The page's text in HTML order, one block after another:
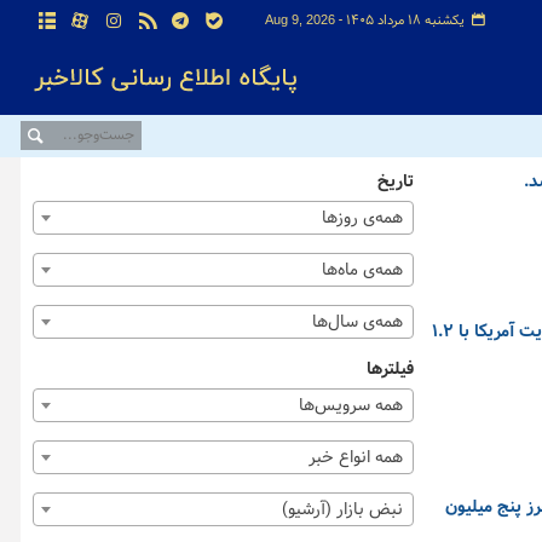
یکشنبه ۱۸ مرداد ۱۴۰۵ - Aug 9, 2026
بهای معاملات آتی نفت برنت با ۱.۳ درصد کاهش، به ۸۷ دلار و ۲۴ سنت در هر بشکه رسید، در حالی که بهای معاملات آتی نفت خام وست تگزاس اینترمدیت آمریکا با ۱.۲
و شاخص کل با سرعتی قابل توجهی با رشد ۱۰۷ هزار و ۷۵۶ واحدی از مرز پنج میلیون
تاریخ
همه‌ی روزها
همه‌ی ماه‌ها
همه‌ی سال‌ها
فیلترها
همه سرویس‌ها
همه انواع خبر
نبض بازار (آرشیو)